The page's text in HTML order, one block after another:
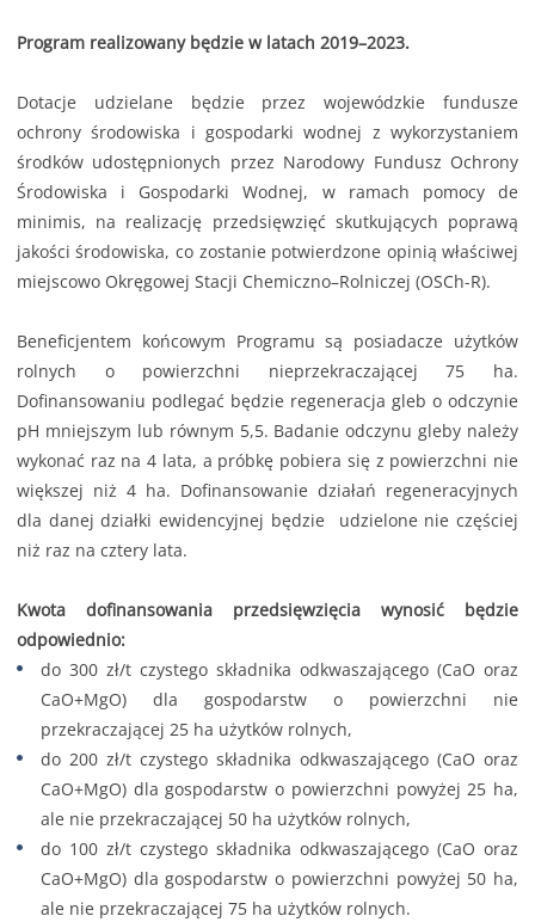
Program realizowany będzie w latach 2019–2023.
Dotacje udzielane będzie przez wojewódzkie fundusze
ochrony środowiska i gospodarki wodnej z wykorzystaniem
środków udostępnionych przez Narodowy Fundusz Ochrony
Środowiska i Gospodarki Wodnej, w ramach pomocy de
minimis, na realizację przedsięwzięć skutkujących poprawą
jakości środowiska, co zostanie potwierdzone opinią właściwej
miejscowo Okręgowej Stacji Chemiczno–Rolniczej (OSCh-R).
Beneficjentem końcowym Programu są posiadacze użytków
rolnych o powierzchni nieprzekraczającej 75 ha.
Dofinansowaniu podlegać będzie regeneracja gleb o odczynie
pH mniejszym lub równym 5,5. Badanie odczynu gleby należy
wykonać raz na 4 lata, a próbkę pobiera się z powierzchni nie
większej niż 4 ha. Dofinansowanie działań regeneracyjnych
dla danej działki ewidencyjnej będzie udzielone nie częściej
niż raz na cztery lata.
Kwota dofinansowania przedsięwzięcia wynosić będzie
odpowiednio:
do 300 zł/t czystego składnika odkwaszającego (CaO oraz
CaO+MgO) dla gospodarstw o powierzchni nie
przekraczającej 25 ha użytków rolnych,
do 200 zł/t czystego składnika odkwaszającego (CaO oraz
CaO+MgO) dla gospodarstw o powierzchni powyżej 25 ha,
ale nie przekraczającej 50 ha użytków rolnych,
do 100 zł/t czystego składnika odkwaszającego (CaO oraz
CaO+MgO) dla gospodarstw o powierzchni powyżej 50 ha,
ale nie przekraczającej 75 ha użytków rolnych.